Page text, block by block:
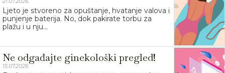
Ljeto je stvoreno za opuštanje, hvatanje valova i
punjenje baterija. No, dok pakirate torbu za
plažu i u nju...
Ne odgađajte ginekološki pregled!
15.07.2026.